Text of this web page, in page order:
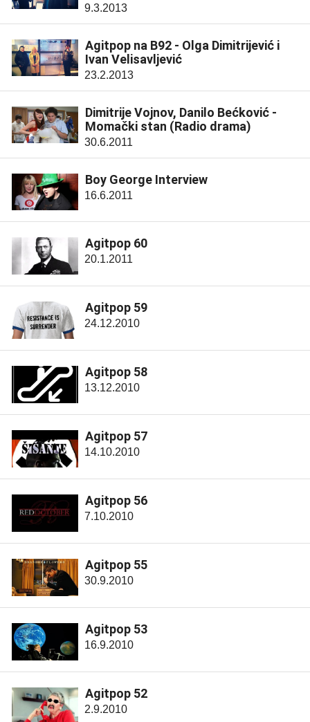
9.3.2013
Agitpop na B92 - Olga Dimitrijević i
Ivan Velisavljević
23.2.2013
Dimitrije Vojnov, Danilo Bećković -
Momački stan (Radio drama)
30.6.2011
Boy George Interview
16.6.2011
Agitpop 60
20.1.2011
Agitpop 59
24.12.2010
Agitpop 58
13.12.2010
Agitpop 57
14.10.2010
Agitpop 56
7.10.2010
Agitpop 55
30.9.2010
Agitpop 53
16.9.2010
Agitpop 52
2.9.2010